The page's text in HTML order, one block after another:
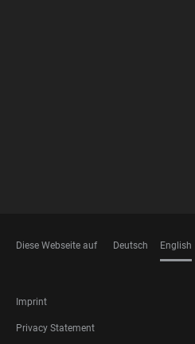
Diese Webseite auf Deutsch English
FOOTER
LEGAL
Imprint
Privacy Statement